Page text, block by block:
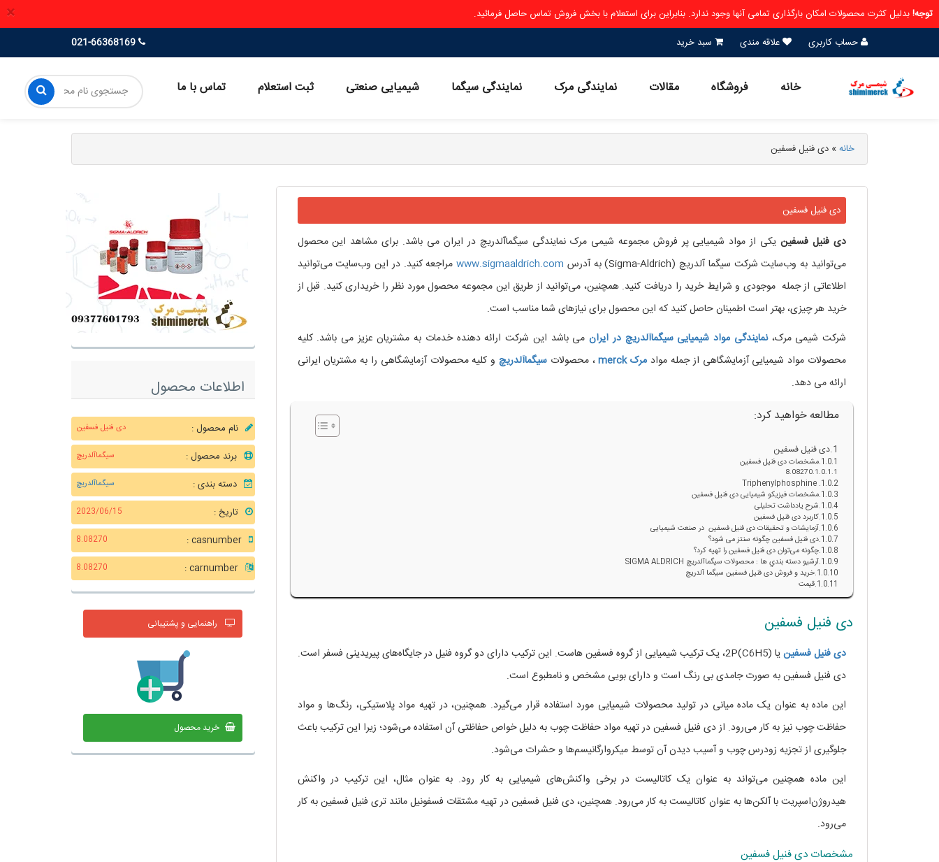
× توجه!بدلیل کثرت محصولات امکان بارگذاری تمامی آنها وجود ندارد. بنابراین برای استعلام با بخش فروش تماس حاصل فرمائید.
حساب کاربری
علاقه مندی سبد خرید
خانه فروشگاه مقالات نمایندگی مرک نمایندگی سیگما شیمیایی صنعتی ثبت استعلام تماس با ما
خانه» دی فنیل فسفین
دی فنیل فسفین
دی فنیل فسفینیکی از مواد شیمیایی پر فروش مجموعه شیمی مرک نمایندگی سیگماآلدریچ در ایران می باشد. برای مشاهد این محصول
می‌توانید به وب‌سایت شرکت سیگما آلدریچ (Sigma-Aldrich) به آدرس
www.sigmaaldrich.comمراجعه کنید. در این وب‌سایت می‌توانید
اطلاعاتی از جمله موجودی و شرایط خرید را دریافت کنید. همچنین، می‌توانید از طریق این مجموعه محصول مورد نظر را خریداری کنید. قبل از
خرید هر چیزی، بهتر است اطمینان حاصل کنید که این محصول برای نیازهای شما مناسب است.
شرکت شیمی مرک،نمایندگی مواد شیمیایی سیگماآلدریچ در ایرانمی باشد این شرکت ارائه دهنده خدمات به مشتریان عزیز می باشد. کلیه
محصولات مواد شیمیایی آزمایشگاهی از جمله مواد مرک merck، محصولات سیگماآلدریچو کلیه محصولات آزمایشگاهی را به مشتریان ایرانی
ارائه می دهد.
مطالعه خواهید کرد:
دی فنیل فسفین
مشخصات دی فنیل فسفین
8.08270
Triphenylphosphine
مشخصات فیزیکو شیمیایی دی فنیل فسفین
شرح یادداشت تحلیلی
کاربرد دی فنیل فسفین
آزمایشات و تحقیقات دی فنیل فسفین در صنعت شیمیایی
دی فنیل فسفین چگونه سنتز می شود؟
چگونه می‌توان دی فنیل فسفین را تهیه کرد؟
آرشيو دسته بندي ها : محصولات سيگماآلدريچ SIGMA ALDRICH
خرید و فروش دی فنیل فسفین سیگما آلدریچ
قیمت
دی فنیل فسفین
دیفنیلفسفین
یا (C6H5)2P، یک ترکیب شیمیایی از گروه فسفین هاست. این ترکیب دارای دو گروه فنیل در جایگاه‌های پیریدینی فسفر است.
دی فنیل فسفین به صورت جامدی بی رنگ است و دارای بویی مشخص و نامطبوع است.
این ماده به عنوان یک ماده میانی در تولید محصولات شیمیایی مورد استفاده قرار می‌گیرد. همچنین، در تهیه مواد پلاستیکی، رنگ‌ها و مواد
حفاظت چوب نیز به کار می‌رود. از دی فنیل فسفین در تهیه مواد حفاظت چوب به دلیل خواص حفاظتی آن استفاده می‌شود؛ زیرا این ترکیب باعث
جلوگیری از تجزیه زودرس چوب و آسیب دیدن آن توسط میکروارگانیسم‌ها و حشرات می‌شود.
این ماده همچنین می‌تواند به عنوان یک کاتالیست در برخی واکنش‌های شیمیایی به کار رود. به عنوان مثال، این ترکیب در واکنش
هیدروژن‌اسپریت با آلکن‌ها به عنوان کاتالیست به کار می‌رود. همچنین، دی فنیل فسفین در تهیه مشتقات فسفونیل مانند تری فنیل فسفین به کار
می‌رود.
مشخصات دی فنیل فسفین
اطلاعات محصول
نام محصول : دی فنیل فسفین
برند محصول : سیگماآلدریچ
دسته بندی : سیگماآلدریچ
تاریخ : 2023/06/15
casnumber :
8.08270
carnumber :
8.08270
راهنمایی و پشتیبانی
خرید محصول